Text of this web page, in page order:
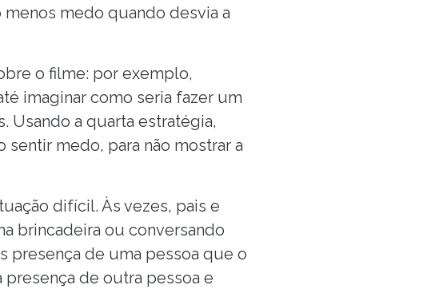
medo quando desvia a
o filme: por exemplo,
imaginar como seria fazer um
Usando a quarta estratégia,
medo, para não mostrar a
difícil. Às vezes, pais e
brincadeira ou conversando
presença de uma pessoa que o
de outra pessoa e